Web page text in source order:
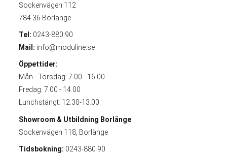
Sockenvägen 112
784 36 Borlänge
Tel: 0243-880 90
Mail: info@moduline.se
Öppettider:
Mån - Torsdag: 7.00 - 16.00
Fredag: 7.00 - 14.00
Lunchstängt: 12.30-13.00
Showroom & Utbildning Borlänge
Sockenvägen 118, Borlänge
Tidsbokning: 0243-880 90